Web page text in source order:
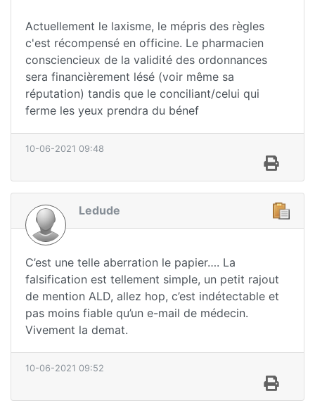
Actuellement le laxisme, le mépris des règles
c'est récompensé en officine. Le pharmacien
consciencieux de la validité des ordonnances
sera financièrement lésé (voir même sa
réputation) tandis que le conciliant/celui qui
ferme les yeux prendra du bénef
10-06-2021 09:48
Ledude
C’est une telle aberration le papier…. La
falsification est tellement simple, un petit rajout
de mention ALD, allez hop, c’est indétectable et
pas moins fiable qu’un e-mail de médecin.
Vivement la demat.
10-06-2021 09:52